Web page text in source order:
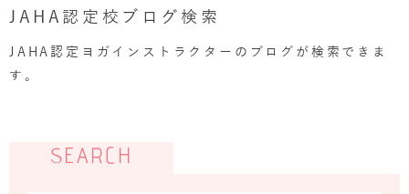
BLOG
ヨガ資格講座 ›
JAHA認定校ブログ検索
JAHA認定ヨガインストラクターのブログが検索できま
す。
SEARCH